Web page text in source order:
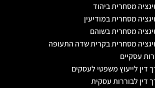
מסחרית ביהוד
מסחרית במודיעין
מסחרית בשוהם
מסחרית בקרית שדה התעופה
עסקיים
דין לייעוץ משפטי לעסקים
דין לבוררות עסקית